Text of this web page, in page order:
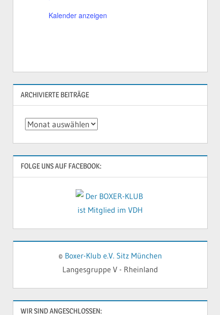
g
Kalender anzeigen
ARCHIVIERTE BEITRÄGE
Archivierte
FOLGE UNS AUF FACEBOOK:
© Boxer-Klub e.V. Sitz München
Langesgruppe V - Rheinland
WIR SIND ANGESCHLOSSEN: